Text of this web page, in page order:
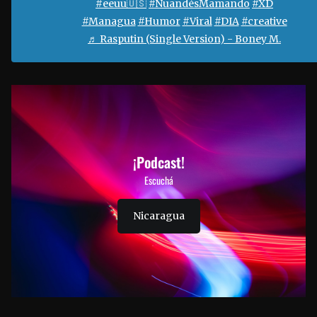
#eeuu🇺🇸 #NuandésMamando #XD
#Managua #Humor #Viral #DIA #creative
♬ Rasputin (Single Version) - Boney M.
¡Podcast!
Escuchá
Nicaragua